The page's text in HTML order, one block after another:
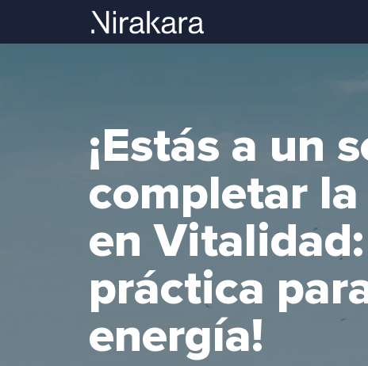
¡Estás a un
completar
en
práctica
energía!